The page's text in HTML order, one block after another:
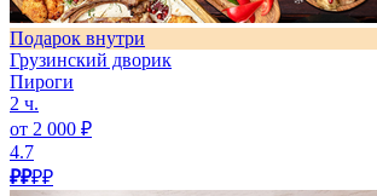
Подарок внутри
Грузинский дворик
Пироги
2 ч.
от 2 000 ₽
4.7
₽₽₽₽